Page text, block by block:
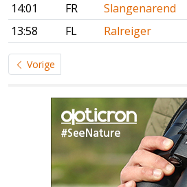
14:01
FR
Slangenarend
13:58
FL Ralreiger
Vorige